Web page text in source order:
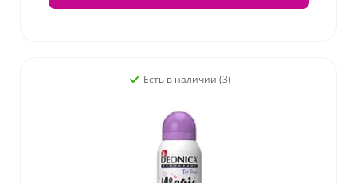
Есть в наличии (3)